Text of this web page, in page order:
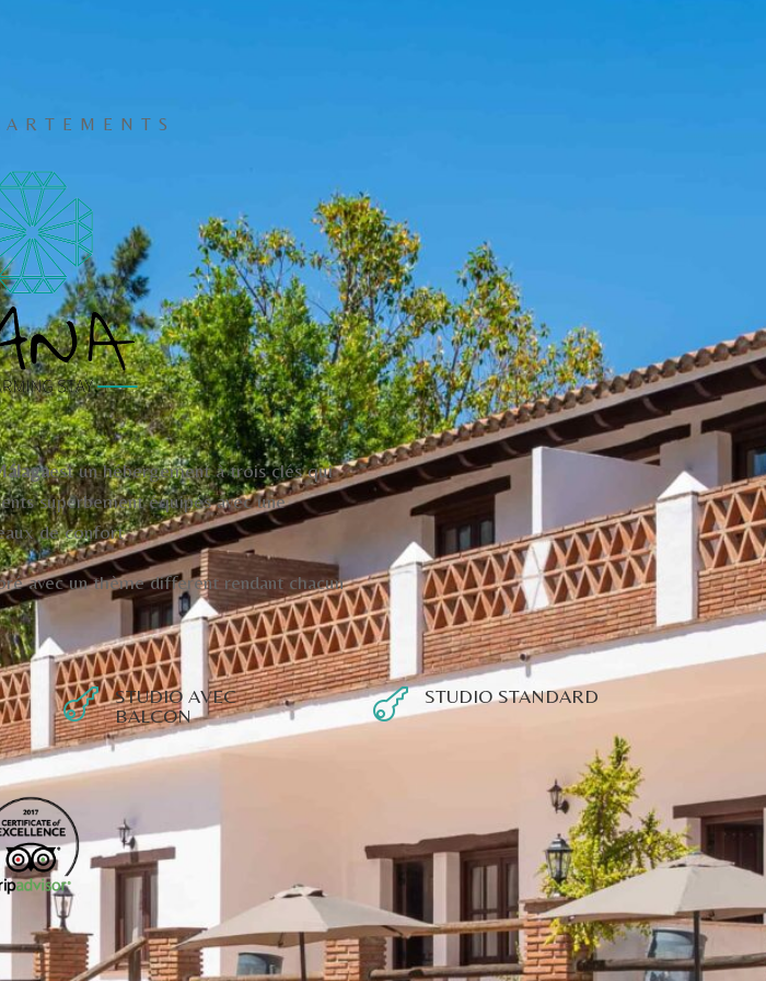
est un hébergement à trois clés qui
superbement équipés avec une
de confort
avec un thème different rendant chacun

STUDIO AVEC
BALCON
 STUDIO STANDARD